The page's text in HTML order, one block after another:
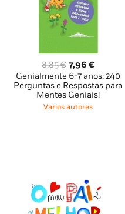
8,85€ O
preço
original
era:
8,85 €.
7,96 €O
preço
atual
é:
Genialmente 6-7 anos: 240
Perguntas e Respostas para
Mentes Geniais!
Varios autores